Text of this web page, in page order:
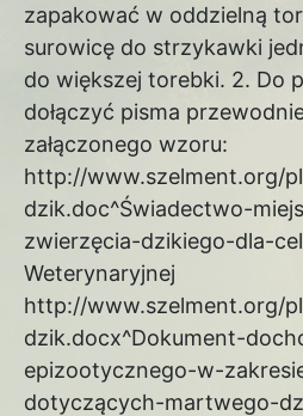
zapakować w oddzielną
surowicę do strzykawki
do większej torebki. 2. Do
dołączyć pisma
załączonego wzoru:
http://www.szelment.org/
dzik.doc^Świadectwo-
zwierzęcia-dzikiego-dla-
Weterynaryjnej
http://www.szelment.org/
dzik.docx^Dokument-
epizootycznego-w-
dotyczących-martwego-